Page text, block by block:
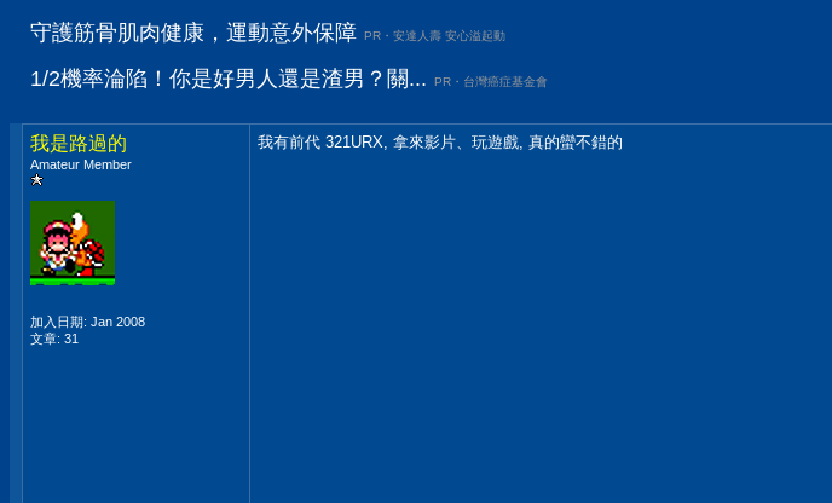
守護筋骨肌肉健康，運動意外保障 PR・安達人壽 安心溢起動
1/2機率淪陷！你是好男人還是渣男？關... PR・台灣癌症基金會
我是路過的
Amateur Member
加入日期: Jan 2008
文章: 31
我有前代 321URX, 拿來影片、玩遊戲, 真的蠻不錯的